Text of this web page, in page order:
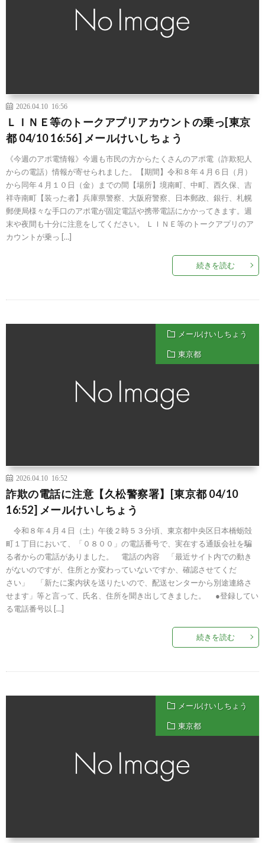
2026.04.10 16:56
ＬＩＮＥ等のトークアプリアカウントの乗っ[東京
都 04/10 16:56] メールけいしちょう
《今週のアポ電情報》今週も市民の方からたくさんのアポ電（詐欺犯人
からの電話）情報が寄せられました。【期間】令和８年４月６日（月）
から同年４月１０日（金）までの間【場所】境南町、中町、西久保、吉
祥寺南町【装った者】兵庫県警察、大阪府警察、日本郵政、銀行、札幌
郵便局様々な手口のアポ電が固定電話や携帯電話にかかってきます。週
末や夜間も十分に注意をしてください。 ＬＩＮＥ等のトークアプリのア
カウントが乗っ […]
続きを読む
メールけいしちょう
東京都
2026.04.10 16:52
詐欺の電話に注意【久松警察署】[東京都 04/10
16:52] メールけいしちょう
令和８年４月４日（土）午後２時５３分頃、東京都中央区日本橋蛎殻
町１丁目において、「０８００」の電話番号で、実在する通販会社を騙
る者からの電話がありました。 電話の内容 「最近サイト内での動き
がないのですが、住所とか変わっていないですか、確認させてくだ
さい」 「新たに案内状を送りたいので、配送センターから別途連絡さ
せます」等と言って、氏名、住所を聞き出してきました。 ●登録してい
る電話番号以 […]
続きを読む
メールけいしちょう
東京都